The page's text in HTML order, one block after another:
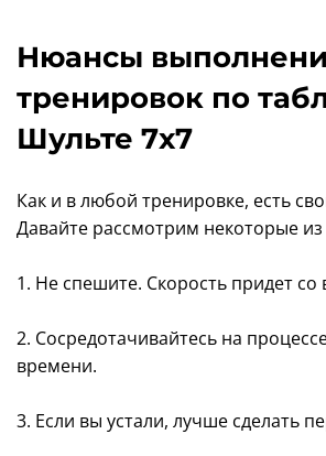
Нюансы
тренировок по
Шульте 7x7
Как и в любой тренировке, есть
Давайте рассмотрим некоторые из
1. Не спешите. Скорость придет
2. Сосредотачивайтесь на
времени.
3. Если вы устали, лучше сделать